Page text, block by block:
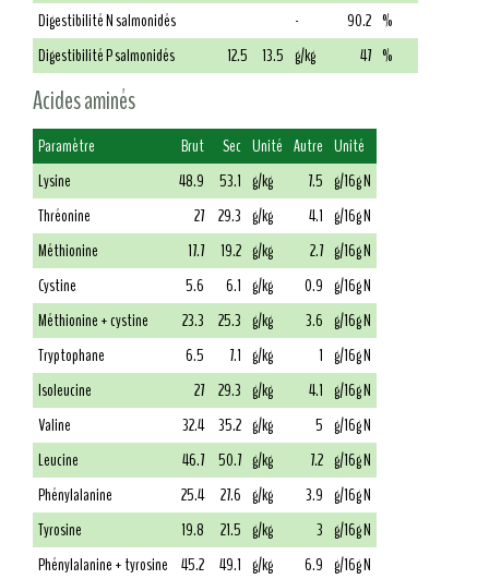
Digestibilité N salmonidés
- 90.2 %
Digestibilité P salmonidés
12.5 13.5 g/kg 47 %
Acides aminés
Paramètre Brut Sec Unité Autre Unité
Lysine
48.9 53.1 g/kg 7.5 g/16g N
Thréonine
27 29.3 g/kg 4.1 g/16g N
Méthionine
17.7 19.2 g/kg 2.7 g/16g N
Cystine
5.6 6.1 g/kg 0.9 g/16g N
Méthionine + cystine
23.3 25.3 g/kg 3.6 g/16g N
Tryptophane
6.5 7.1 g/kg 1 g/16g N
Isoleucine
27 29.3 g/kg 4.1 g/16g N
Valine
32.4 35.2 g/kg 5 g/16g N
Leucine
46.7 50.7 g/kg 7.2 g/16g N
Phénylalanine
25.4 27.6 g/kg 3.9 g/16g N
Tyrosine
19.8 21.5 g/kg 3 g/16g N
Phénylalanine + tyrosine 45.2 49.1 g/kg 6.9 g/16g N